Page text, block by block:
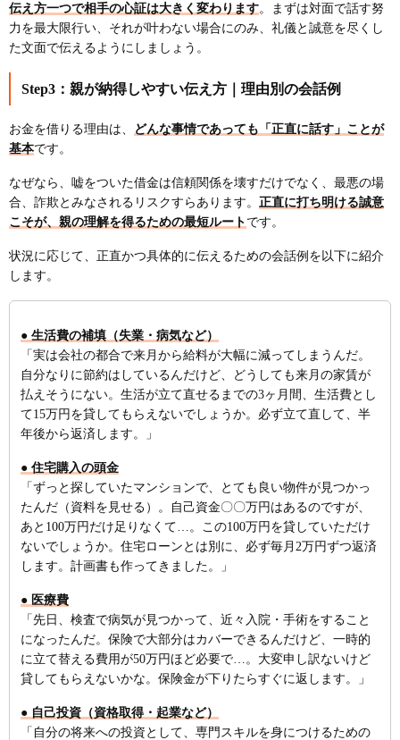
伝え方一つで相手の心証は大きく変わります。まずは対面で話す努
力を最大限行い、それが叶わない場合にのみ、礼儀と誠意を尽くし
た文面で伝えるようにしましょう。
Step3：親が納得しやすい伝え方｜理由別の会話例
お金を借りる理由は、
どんな事情であっても「正直に話す」ことが
基本です。
なぜなら、嘘をついた借金は信頼関係を壊すだけでなく、最悪の場
合、詐欺とみなされるリスクすらあります。 正直に打ち明ける誠意
こそが、親の理解を得るための最短ルート です。
状況に応じて、正直かつ具体的に伝えるための会話例を以下に紹介
します。
● 生活費の補填（失業・病気など）
「実は会社の都合で来月から給料が大幅に減ってしまうんだ。
自分なりに節約はしているんだけど、どうしても来月の家賃が
払えそうにない。生活が立て直せるまでの3ヶ月間、生活費とし
て15万円を貸してもらえないでしょうか。必ず立て直して、半
年後から返済します。」
● 住宅購入の頭金
「ずっと探していたマンションで、とても良い物件が見つかっ
たんだ（資料を見せる）。自己資金〇〇万円はあるのですが、
あと100万円だけ足りなくて…。この100万円を貸していただけ
ないでしょうか。住宅ローンとは別に、必ず毎月2万円ずつ返済
します。計画書も作ってきました。」
● 医療費
「先日、検査で病気が見つかって、近々入院・手術をすること
になったんだ。保険で大部分はカバーできるんだけど、一時的
に立て替える費用が50万円ほど必要で…。大変申し訳ないけど
貸してもらえないかな。保険金が下りたらすぐに返します。」
● 自己投資（資格取得・起業など）
「自分の将来への投資として、専門スキルを身につけるための